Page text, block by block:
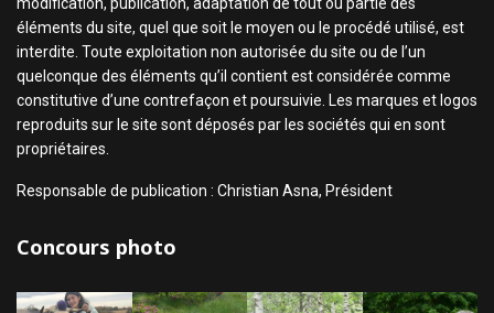
éléments du site, quel que soit le moyen ou le procédé utilisé, est
interdite. Toute exploitation non autorisée du site ou de l’un
quelconque des éléments qu’il contient est considérée comme
constitutive d’une contrefaçon et poursuivie. Les marques et logos
reproduits sur le site sont déposés par les sociétés qui en sont
propriétaires.
Responsable de publication : Christian Asna, Président
Concours photo